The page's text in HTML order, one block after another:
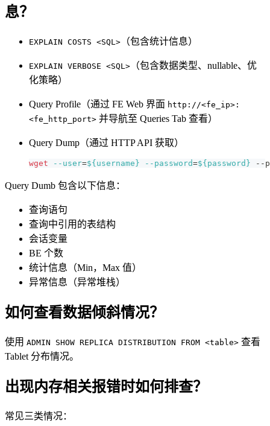
息？
EXPLAIN COSTS <SQL> （包含统计信息）
EXPLAIN VERBOSE <SQL> （包含数据类型、nullable、优
化策略）
Query Profile（通过 FE Web 界面 http://<fe_ip>:
<fe_http_port> 并导航至 Queries Tab 查看）
Query Dump（通过 HTTP API 获取）
wget --user=${username} --password=${password} --
Query Dumb 包含以下信息：
查询语句
查询中引用的表结构
会话变量
BE 个数
统计信息（Min，Max 值）
异常信息（异常堆栈）
如何查看数据倾斜情况？
使用 ADMIN SHOW REPLICA DISTRIBUTION FROM <table> 查看
Tablet 分布情况。
出现内存相关报错时如何排查？
常见三类情况：